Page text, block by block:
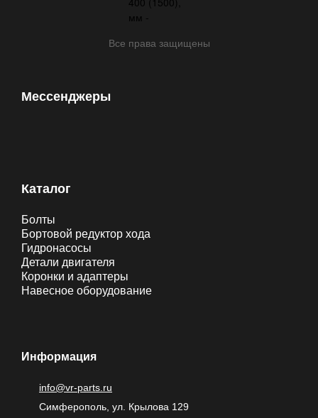
Все права защищены
Мессенджеры
Каталог
Болты
Бортовой редуктор хода
Гидронасосы
Детали двигателя
Коронки и адаптеры
Навесное оборудование
Информация
info@vr-parts.ru
Симферополь, ул. Крылова 129